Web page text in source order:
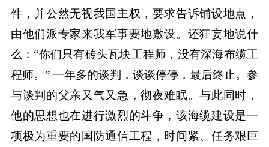
件，并公然无视我国主权，要求告诉铺设地点，
由他们派专家来我军事要地敷设。还狂妄地说什
么：“你们只有砖头瓦块工程师，没有深海布缆工
程师。” 一年多的谈判，谈谈停停，最后终止。参
与谈判的父亲又气又急，彻夜难眠。与此同时，
他的思想也在进行激烈的斗争，该海缆建设是一
项极为重要的国防通信工程，时间紧、任务艰巨